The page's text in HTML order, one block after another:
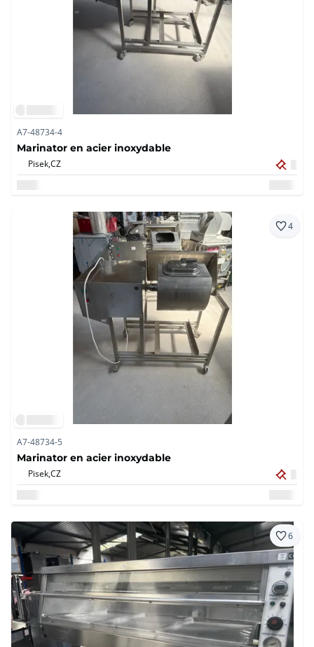
A7-48734-4
Marinator en acier inoxydable
Pisek,CZ
4
A7-48734-5
Marinator en acier inoxydable
Pisek,CZ
6